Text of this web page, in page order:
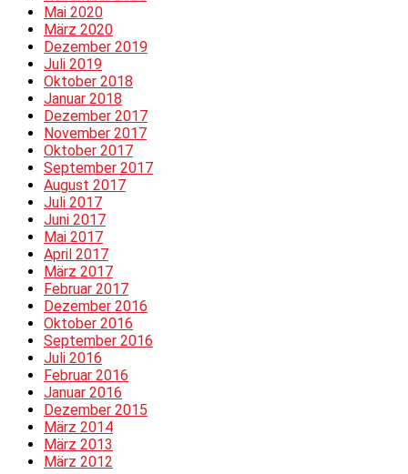
Mai 2020
März 2020
Dezember 2019
Juli 2019
Oktober 2018
Januar 2018
Dezember 2017
November 2017
Oktober 2017
September 2017
August 2017
Juli 2017
Juni 2017
Mai 2017
April 2017
März 2017
Februar 2017
Dezember 2016
Oktober 2016
September 2016
Juli 2016
Februar 2016
Januar 2016
Dezember 2015
März 2014
März 2013
März 2012